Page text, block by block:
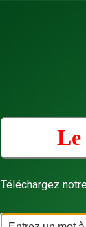
Le
Téléchargez